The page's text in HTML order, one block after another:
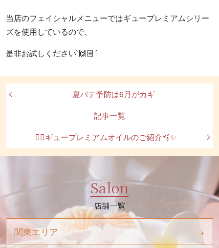
当店のフェイシャルメニューではギュープレミアムシリー
ズを使用しているので、
是非お試しください`🙌🏻´
夏バテ予防は6月がカギ
記事一覧
💆‍♀️ギュープレミアムオイルのご紹介🫧✨
Salon
店舗一覧
関東エリア